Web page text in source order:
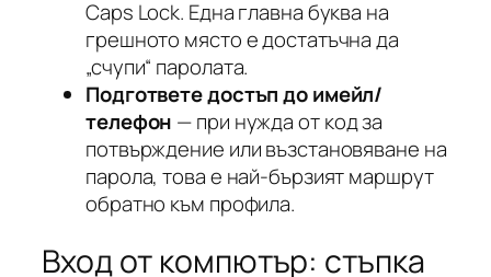
Caps Lock. Една главна буква на
грешното място е достатъчна да
„счупи“ паролата.
Подгответе достъп до имейл/
телефон — при нужда от код за
потвърждение или възстановяване на
парола, това е най-бързият маршрут
обратно към профила.
Вход от компютър: стъпка